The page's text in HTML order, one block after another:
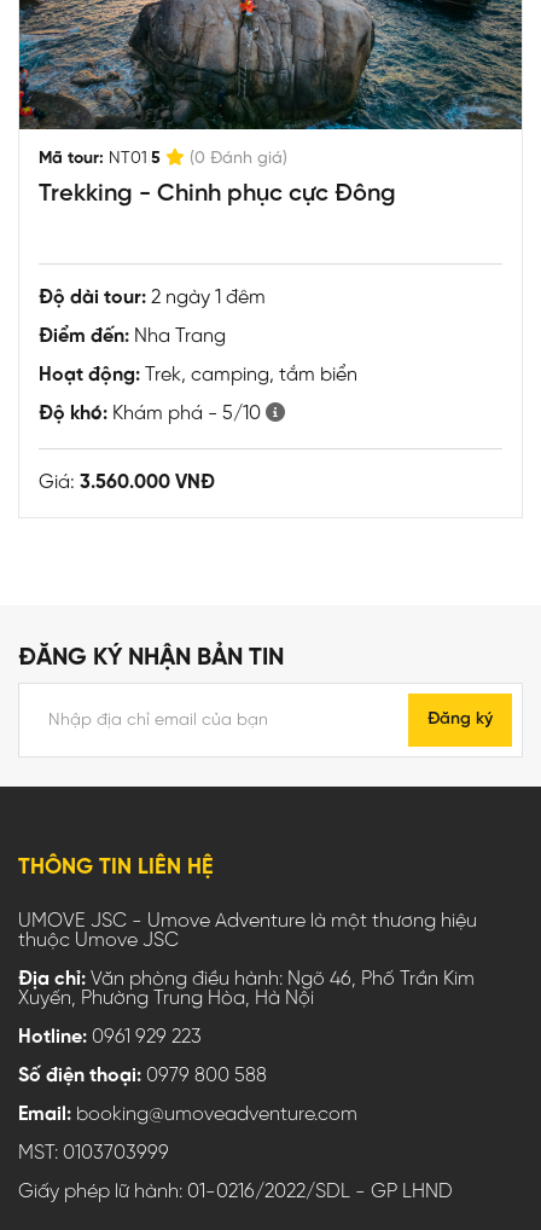
Mã tour: NT01 5 (0 Đánh giá)
Trekking - Chinh phục cực Đông
Độ dài tour: 2 ngày 1 đêm
Điểm đến: Nha Trang
Hoạt động: Trek, camping, tắm biển
Độ khó: Khám phá - 5/10
Giá: 3.560.000 VNĐ
ĐĂNG KÝ NHẬN BẢN TIN
Đăng ký
THÔNG TIN LIÊN HỆ
UMOVE JSC - Umove Adventure là một thương hiệu
thuộc Umove JSC
Địa chỉ: Văn phòng điều hành: Ngõ 46, Phố Trần Kim
Xuyến, Phường Trung Hòa, Hà Nội
Hotline: 0961 929 223
Số điện thoại: 0979 800 588
Email: booking@umoveadventure.com
MST: 0103703999
Giấy phép lữ hành: 01-0216/2022/SDL - GP LHND